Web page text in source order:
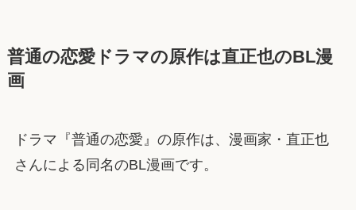
普通の恋愛ドラマの原作は直正也のBL漫
画
ドラマ『普通の恋愛』の原作は、漫画家・直正也
さんによる同名のBL漫画です。